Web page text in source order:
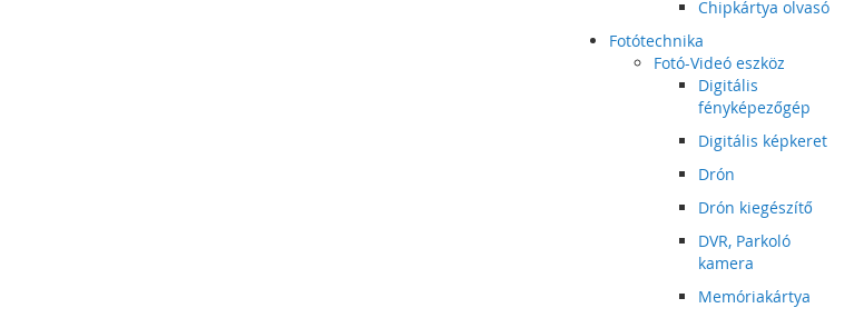
Chipkártya olvasó
Fotótechnika
Fotó-Videó eszköz
Digitális
fényképezőgép
Digitális képkeret
Drón
Drón kiegészítő
DVR, Parkoló
kamera
Memóriakártya